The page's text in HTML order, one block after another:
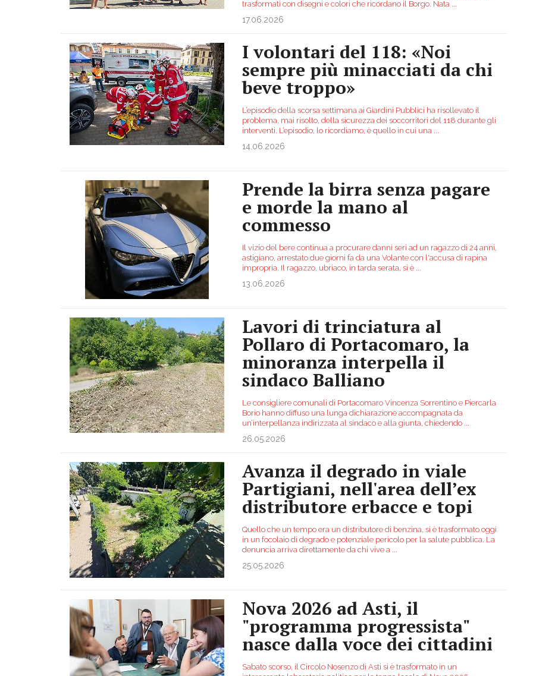
trasformati con disegni e colori che ricordano il Borgo. Nata
17.06.2026
I volontari del 118: «Noi
sempre più minacciati da chi
beve troppo»
L’episodio della scorsa settimana ai Giardini Pubblici ha risollevato il
problema, mai risolto, della sicurezza dei soccorritori del 118 durante gli
interventi. L’episodio, lo ricordiamo, è quello in cui una
14.06.2026
Prende la birra senza pagare
e morde la mano al
commesso
Il vizio del bere continua a procurare danni seri ad un ragazzo di 24 anni,
astigiano, arrestato due giorni fa da una Volante con l'accusa di rapina
impropria. Il ragazzo, ubriaco, in tarda serata, si è
13.06.2026
Lavori di trinciatura al
Pollaro di Portacomaro, la
minoranza interpella il
sindaco Balliano
Le consigliere comunali di Portacomaro Vincenza Sorrentino e Piercarla
Borio hanno diffuso una lunga dichiarazione accompagnata da
un’interpellanza indirizzata al sindaco e alla giunta, chiedendo
26.05.2026
Avanza il degrado in viale
Partigiani, nell'area dell’ex
distributore erbacce e topi
Quello che un tempo era un distributore di benzina, si è trasformato oggi
in un focolaio di degrado e potenziale pericolo per la salute pubblica. La
denuncia arriva direttamente da chi vive a
25.05.2026
Nova 2026 ad Asti, il
"programma progressista"
nasce dalla voce dei cittadini
Sabato scorso, il Circolo Nosenzo di Asti si è trasformato in un